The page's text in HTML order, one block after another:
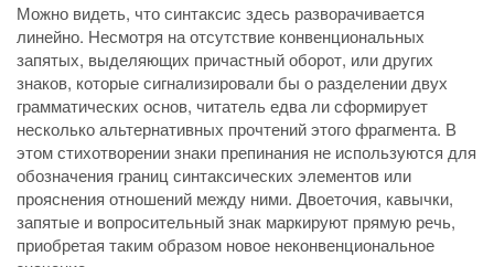
Можно видеть, что синтаксис здесь разворачивается
линейно. Несмотря на отсутствие конвенциональных
запятых, выделяющих причастный оборот, или других
знаков, которые сигнализировали бы о разделении двух
грамматических основ, читатель едва ли сформирует
несколько альтернативных прочтений этого фрагмента. В
этом стихотворении знаки препинания не используются для
обозначения границ синтаксических элементов или
прояснения отношений между ними. Двоеточия, кавычки,
запятые и вопросительный знак маркируют прямую речь,
приобретая таким образом новое неконвенциональное